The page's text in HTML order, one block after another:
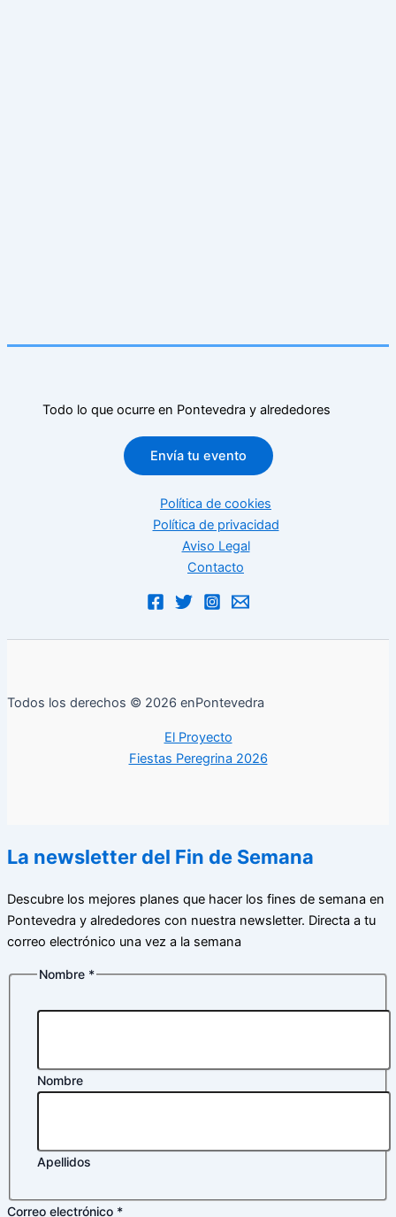
Todo lo que ocurre en Pontevedra y alrededores
Envía tu evento
Política de cookies
Política de privacidad
Aviso Legal
Contacto
Todos los derechos © 2026 enPontevedra
El Proyecto
Fiestas Peregrina 2026
La newsletter del Fin de Semana
Descubre los mejores planes que hacer los fines de semana en
Pontevedra y alrededores con nuestra newsletter. Directa a tu
correo electrónico una vez a la semana
Nombre *
Nombre
Apellidos
electrónico
Correo electrónico *